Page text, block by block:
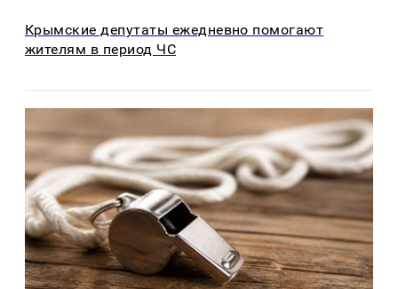
Крымские депутаты ежедневно помогают
жителям в период ЧС